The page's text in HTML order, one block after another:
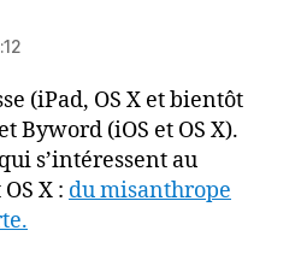
(iPad, OS X et bientôt
Byword (iOS et OS X).
s’intéressent au
X : du misanthrope